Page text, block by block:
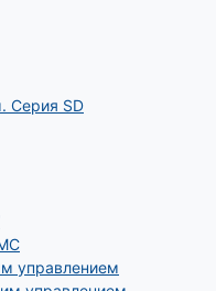
Серия SD
управлением